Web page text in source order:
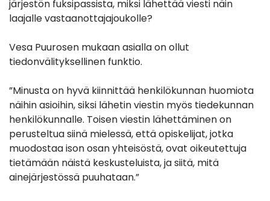
järjestön fuksipassista, miksi lähettää viesti näin
laajalle vastaanottajajoukolle?
Vesa Puurosen mukaan asialla on ollut
tiedonvälityksellinen funktio.
”Minusta on hyvä kiinnittää henkilökunnan huomiota
näihin asioihin, siksi lähetin viestin myös tiedekunnan
henkilökunnalle. Toisen viestin lähettäminen on
perusteltua siinä mielessä, että opiskelijat, jotka
muodostaa ison osan yhteisöstä, ovat oikeutettuja
tietämään näistä keskusteluista, ja siitä, mitä
ainejärjestössä puuhataan.”